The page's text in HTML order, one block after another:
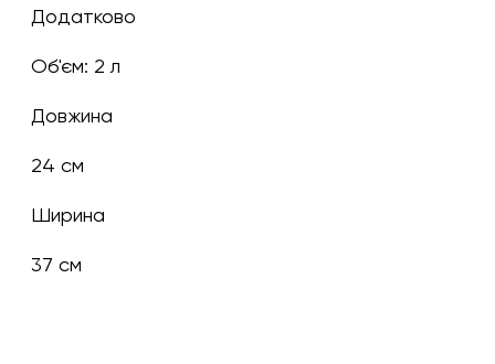
Додатково
Об'єм: 2 л
Довжина
24 см
Ширина
37 см